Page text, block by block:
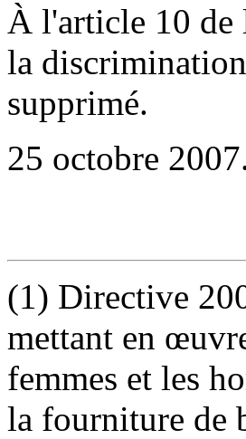
À l'article 10 de
la
supprimé.
25 octobre
(1) Directive
mettant en
femmes et les
la fourniture de